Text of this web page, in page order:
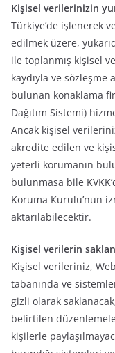
Kişisel verilerinizin
Türkiye’de işlenerek
edilmek üzere,
ile toplanmış kişisel
kaydıyla ve sözleşme
bulunan konaklama
Dağıtım Sistemi)
Ancak kişisel
akredite edilen ve
yeterli korumanın
bulunmasa bile
Koruma Kurulu’nun
aktarılabilecektir.
Kişisel verilerin
Kişisel verileriniz,
tabanında ve
gizli olarak
belirtilen
kişilerle